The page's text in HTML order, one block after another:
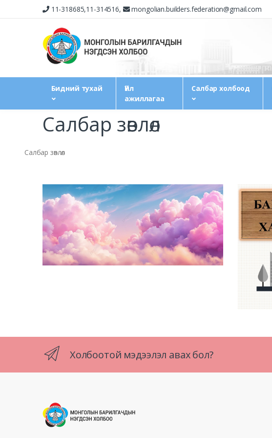
11-318685,11-314516, mongolian.builders.federation@gmail.com
Бидний тухай
Үйл
ажиллагаа
Салбар холбоод
Салбар зөвлөл
Салбар зөвлөл
Холбоотой мэдээлэл авах бол?